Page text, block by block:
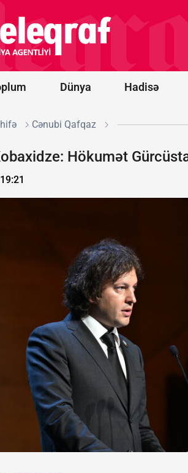
Dünya Hadisə
Cənubi Qafqaz
Hökumət